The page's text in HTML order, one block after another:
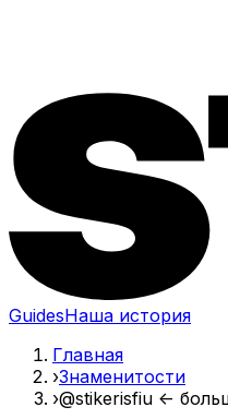
GuidesНаша история
Главная
›Знаменитости
›@stikerisfiu <-